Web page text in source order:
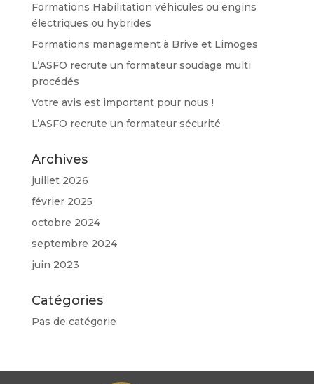
Formations Habilitation véhicules ou engins
électriques ou hybrides
Formations management à Brive et Limoges
L’ASFO recrute un formateur soudage multi
procédés
Votre avis est important pour nous !
L’ASFO recrute un formateur sécurité
Archives
juillet 2026
février 2025
octobre 2024
septembre 2024
juin 2023
Catégories
Pas de catégorie